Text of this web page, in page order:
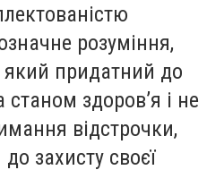
розуміння,
який придатний до
станом здоров’я і не
відстрочки,
захисту своєї